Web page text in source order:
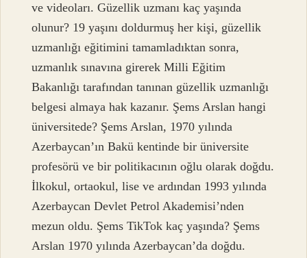
ve videoları. Güzellik uzmanı kaç yaşında
olunur? 19 yaşını doldurmuş her kişi, güzellik
uzmanlığı eğitimini tamamladıktan sonra,
uzmanlık sınavına girerek Milli Eğitim
Bakanlığı tarafından tanınan güzellik uzmanlığı
belgesi almaya hak kazanır. Şems Arslan hangi
üniversitede? Şems Arslan, 1970 yılında
Azerbaycan’ın Bakü kentinde bir üniversite
profesörü ve bir politikacının oğlu olarak doğdu.
İlkokul, ortaokul, lise ve ardından 1993 yılında
Azerbaycan Devlet Petrol Akademisi’nden
mezun oldu. Şems TikTok kaç yaşında? Şems
Arslan 1970 yılında Azerbaycan’da doğdu.